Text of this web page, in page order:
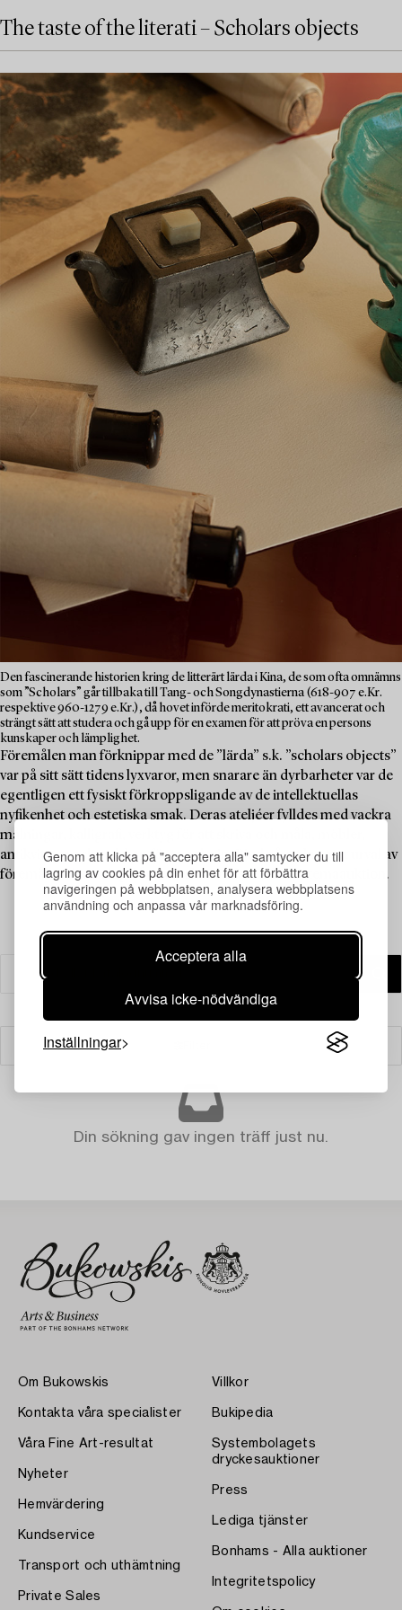
Genom att klicka på "acceptera alla" samtycker du till
lagring av cookies på din enhet för att förbättra
navigeringen på webbplatsen, analysera webbplatsens
användning och anpassa vår marknadsföring.
Acceptera alla
Avvisa icke-nödvändiga
Inställningar
The taste of the literati – Scholars objects
Den fascinerande historien kring de litterärt lärda i Kina, de som ofta omnämns
som ”Scholars” går tillbaka till Tang- och Songdynastierna (618-907 e.Kr.
respektive 960-1279 e.Kr.), då hovet införde meritokrati, ett avancerat och
strängt sätt att studera och gå upp för en examen för att pröva en persons
kunskaper och lämplighet.
Föremålen man förknippar med de ”lärda” s.k. ”scholars objects”
var på sitt sätt tidens lyxvaror, men snarare än dyrbarheter var de
egentligen ett fysiskt förkroppsligande av de intellektuellas
nyfikenhet och estetiska smak. Deras ateljéer fylldes med vackra
målningar, kalligrafi, verktyg för att skriva och måla, möbler,
antikviteter och redskap för te och vin. Bjud på ett kurerat urval av
föremål av detta slag från svenska samlare i denna temaauktion.
Din sökning gav ingen träff just nu.
Om Bukowskis
Kontakta våra specialister
Våra Fine Art-resultat
Nyheter
Hemvärdering
Kundservice
Transport och uthämtning
Private Sales
Villkor
Bukipedia
Systembolagets
dryckesauktioner
Press
Lediga tjänster
Bonhams - Alla auktioner
Integritetspolicy